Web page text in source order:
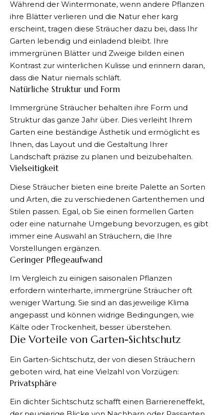
Während der Wintermonate, wenn andere Pflanzen
ihre Blätter verlieren und die Natur eher karg
erscheint, tragen diese Sträucher dazu bei, dass Ihr
Garten lebendig und einladend bleibt. Ihre
immergrünen Blätter und Zweige bilden einen
Kontrast zur winterlichen Kulisse und erinnern daran,
dass die Natur niemals schläft.
Natürliche Struktur und Form
Immergrüne Sträucher behalten ihre Form und
Struktur das ganze Jahr über. Dies verleiht Ihrem
Garten eine beständige Ästhetik und ermöglicht es
Ihnen, das Layout und die Gestaltung Ihrer
Landschaft präzise zu planen und beizubehalten.
Vielseitigkeit
Diese Sträucher bieten eine breite Palette an Sorten
und Arten, die zu verschiedenen Gartenthemen und
Stilen passen. Egal, ob Sie einen formellen Garten
oder eine naturnahe Umgebung bevorzugen, es gibt
immer eine Auswahl an Sträuchern, die Ihre
Vorstellungen ergänzen.
Geringer Pflegeaufwand
Im Vergleich zu einigen saisonalen Pflanzen
erfordern winterharte, immergrüne Sträucher oft
weniger Wartung. Sie sind an das jeweilige Klima
angepasst und können widrige Bedingungen, wie
Kälte oder Trockenheit, besser überstehen.
Die Vorteile von Garten-Sichtschutz
Ein Garten-Sichtschutz, der von diesen Sträuchern
geboten wird, hat eine Vielzahl von Vorzügen:
Privatsphäre
Ein dichter Sichtschutz schafft einen Barriereneffekt,